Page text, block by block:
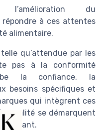
l’amélioration du
à ces attentes
alimentaire.
qu’attendue par les
pas à la conformité
la confiance, la
besoins spécifiques et
qui intègrent ces
qualité se démarquent
exigeant.